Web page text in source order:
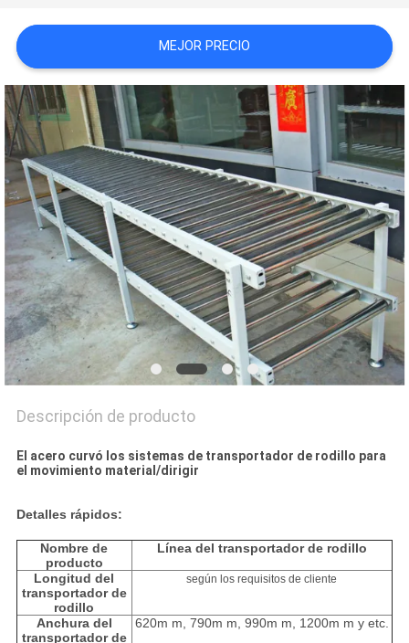
CASOS
MAPA
DEL
SITIO
PRIVACY
POLICY
MEJOR PRECIO
Descripción de producto
El acero curvó los sistemas de transportador de rodillo para
el movimiento material/dirigir
Detalles rápidos:
Nombre de
producto
Línea del transportador de rodillo
Longitud del
transportador de
rodillo
según los requisitos de cliente
Anchura del
transportador de
620m m, 790m m, 990m m, 1200m m y etc.